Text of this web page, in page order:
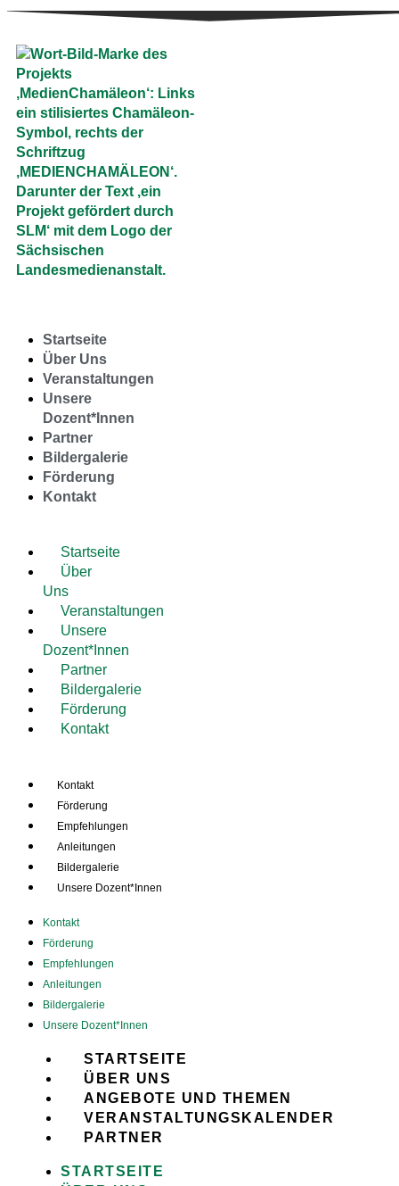
Startseite
Über Uns
Veranstaltungen
Unsere
Dozent*Innen
Partner
Bildergalerie
Förderung
Kontakt
Startseite
Über
Uns
Veranstaltungen
Unsere
Dozent*Innen
Partner
Bildergalerie
Förderung
Kontakt
Kontakt
Förderung
Empfehlungen
Anleitungen
Bildergalerie
Unsere Dozent*Innen
Kontakt
Förderung
Empfehlungen
Anleitungen
Bildergalerie
Unsere Dozent*Innen
STARTSEITE
ÜBER UNS
ANGEBOTE UND THEMEN
VERANSTALTUNGSKALENDER
PARTNER
STARTSEITE